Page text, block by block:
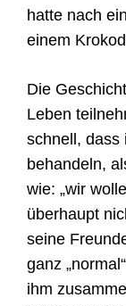
hatte nach
einem
Die
Leben
schnell, dass
behandeln,
wie: „wir
überhaupt
seine
ganz
ihm